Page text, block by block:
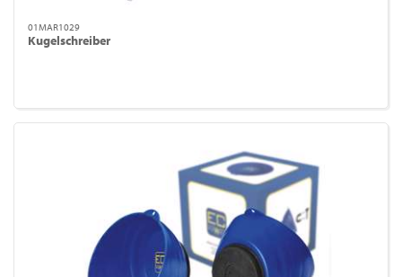
01MAR1029
Kugelschreiber